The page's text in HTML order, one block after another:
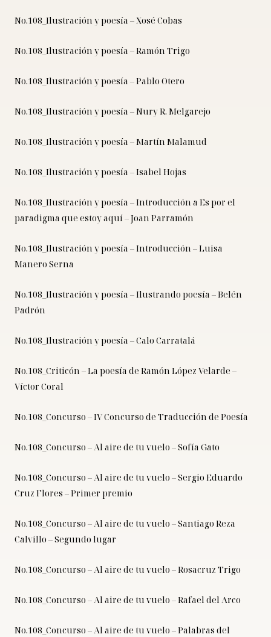
No.108_Ilustración y poesía – Xosé Cobas
No.108_Ilustración y poesía – Ramón Trigo
No.108_Ilustración y poesía – Pablo Otero
No.108_Ilustración y poesía – Nury R. Melgarejo
No.108_Ilustración y poesía – Martín Malamud
No.108_Ilustración y poesía – Isabel Hojas
No.108_Ilustración y poesía – Introducción a Es por el
paradigma que estoy aquí – Joan Parramón
No.108_Ilustración y poesía – Introducción – Luisa
Manero Serna
No.108_Ilustración y poesía – Ilustrando poesía – Belén
Padrón
No.108_Ilustración y poesía – Calo Carratalá
No.108_Criticón – La poesía de Ramón López Velarde –
Víctor Coral
No.108_Concurso – IV Concurso de Traducción de Poesía
No.108_Concurso – Al aire de tu vuelo – Sofía Gato
No.108_Concurso – Al aire de tu vuelo – Sergio Eduardo
Cruz Flores – Primer premio
No.108_Concurso – Al aire de tu vuelo – Santiago Reza
Calvillo – Segundo lugar
No.108_Concurso – Al aire de tu vuelo – Rosacruz Trigo
No.108_Concurso – Al aire de tu vuelo – Rafael del Arco
No.108_Concurso – Al aire de tu vuelo – Palabras del